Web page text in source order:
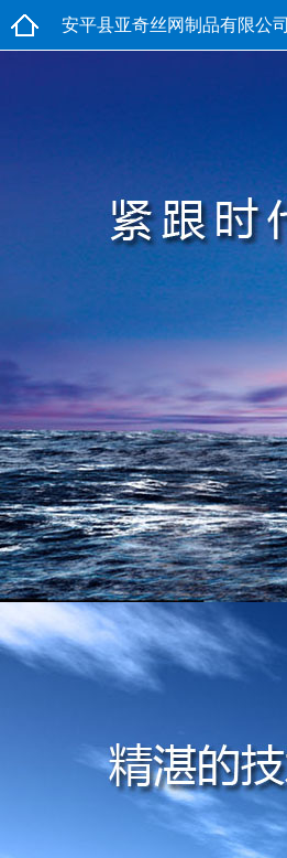
安平县亚奇丝网制品有限公司